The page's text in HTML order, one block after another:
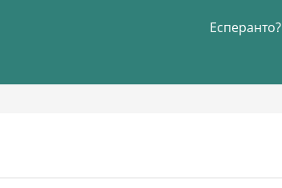
Есперанто?